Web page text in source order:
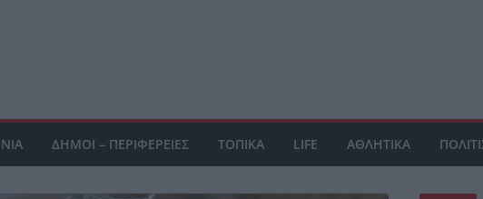
ΔΗΜΟΙ – ΠΕΡΙΦΕΡΕΙΕΣ ΤΟΠΙΚΑ LIFE ΑΘΛΗΤΙΚΑ